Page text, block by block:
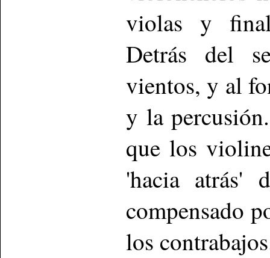
violas y
Detrás del
vientos, y al
y la
que los
'hacia atrás'
compensado
los